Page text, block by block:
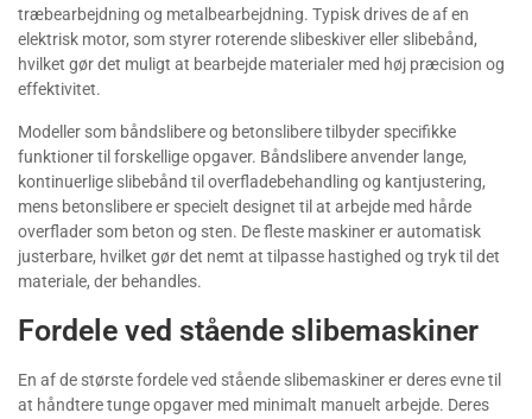
træbearbejdning og metalbearbejdning. Typisk drives de af en
elektrisk motor, som styrer roterende slibeskiver eller slibebånd,
hvilket gør det muligt at bearbejde materialer med høj præcision og
effektivitet.
Modeller som båndslibere og betonslibere tilbyder specifikke
funktioner til forskellige opgaver. Båndslibere anvender lange,
kontinuerlige slibebånd til overfladebehandling og kantjustering,
mens betonslibere er specielt designet til at arbejde med hårde
overflader som beton og sten. De fleste maskiner er automatisk
justerbare, hvilket gør det nemt at tilpasse hastighed og tryk til det
materiale, der behandles.
Fordele ved stående slibemaskiner
En af de største fordele ved stående slibemaskiner er deres evne til
at håndtere tunge opgaver med minimalt manuelt arbejde. Deres